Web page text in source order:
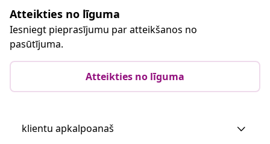
Atteikties no līguma
Iesniegt pieprasījumu par atteikšanos no
pasūtījuma.
Atteikties no līguma
klientu apkalpoanaš